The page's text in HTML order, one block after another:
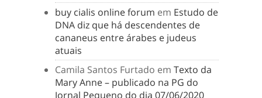
buy cialis online forum em Estudo de
DNA diz que há descendentes de
cananeus entre árabes e judeus
atuais
Camila Santos Furtado em Texto da
Mary Anne – publicado na PG do
Jornal Pequeno do dia 07/06/2020